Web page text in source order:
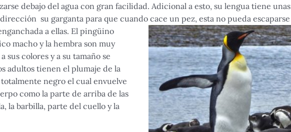
debajo del agua con gran facilidad. Adicional a esto, su lengua tiene unas
su garganta para que cuando cace un pez, esta no pueda escaparse
a ellas. El pingüino
macho y la hembra son muy
sus colores y a su tamaño se
adultos tienen el plumaje de la
negro el cual envuelve
como la parte de arriba de las
la barbilla, parte del cuello y la